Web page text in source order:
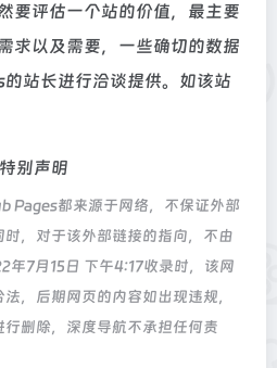
要评估一个站的价值，最主要
求以及需要，一些确切的数据
站长进行洽谈提供。如该站
特别声明
Pages都来源于网络，不保证外部
，对于该外部链接的指向，不由
年7月15日 下午4:17收录时，该网
，后期网页的内容如出现违规，
删除，深度导航不承担任何责